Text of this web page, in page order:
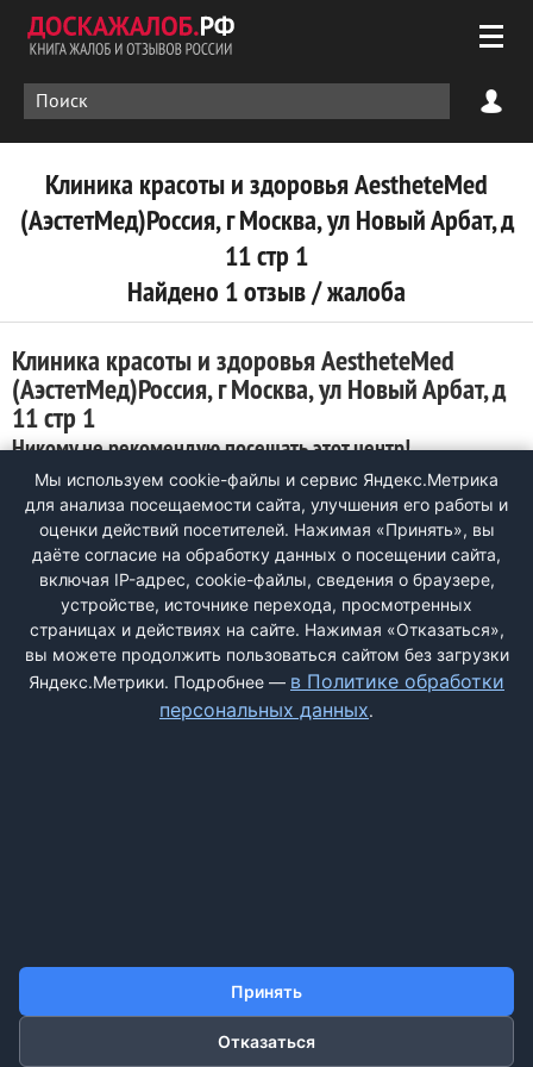
Клиника красоты и здоровья AestheteMed
(АэстетМед)Россия, г Москва, ул Новый Арбат, д
11 стр 1
Найдено 1 отзыв / жалоба
Клиника красоты и здоровья AestheteMed
(АэстетМед)Россия, г Москва, ул Новый Арбат, д
11 стр 1
Никому не рекомендую посещать этот центр!
0
Все началось с приглашения по телефону на процедуры по
акции. Когда приходишь к ним, то почти сразу же начинают
предлагать подписать договор. Просто так по их же акции
делают только одну процедуру и то минут пять, все
остальное только после заключения договора. Если с собой
нет денег, то это не ...
ПОЛИТИКА ОБРАБОТКИ ПЕРСОНАЛЬНЫХ ДАННЫХ
©2011-2026 ДОСКАЖАЛОБ.РФ
Мы используем cookie-файлы и сервис Яндекс.Метрика
для анализа посещаемости сайта, улучшения его работы и
оценки действий посетителей. Нажимая «Принять», вы
даёте согласие на обработку данных о посещении сайта,
включая IP-адрес, cookie-файлы, сведения о браузере,
устройстве, источнике перехода, просмотренных
страницах и действиях на сайте. Нажимая «Отказаться»,
вы можете продолжить пользоваться сайтом без загрузки
Яндекс.Метрики. Подробнее — в Политике обработки
персональных данных.
Принять
Отказаться